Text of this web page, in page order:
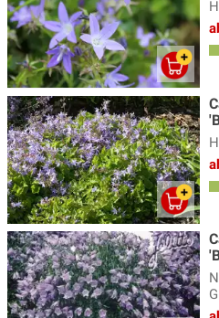
Ranunculus -
Reiherschnabel -
Rittersporn -
Saxifraga -